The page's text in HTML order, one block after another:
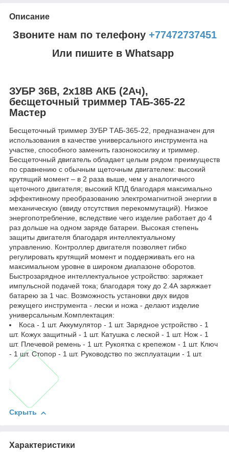
Описание
Звоните нам по телефону +77472737451
Или пишите в Whatsapp
ЗУБР 36В, 2х18В АКБ (2Ач),
бесщеточный триммер ТАБ-365-22
Мастер
Бесщеточный триммер ЗУБР ТАБ-365-22, предназначен для
использования в качестве универсального инструмента на
участке, способного заменить газонокосилку и триммер.
Бесщеточный двигатель обладает целым рядом преимуществ
по сравнению с обычным щеточным двигателем: высокий
крутящий момент – в 2 раза выше, чем у аналогичного
щеточного двигателя; высокий КПД благодаря максимально
эффективному преобразованию электромагнитной энергии в
механическую (ввиду отсутствия перекоммутаций). Низкое
энергопотребление, вследствие чего изделие работает до 4
раз дольше на одном заряде батареи. Высокая степень
защиты двигателя благодаря интеллектуальному
управлению. Контроллер двигателя позволяет гибко
регулировать крутящий момент и поддерживать его на
максимальном уровне в широком диапазоне оборотов.
Быстрозарядное интеллектуальное устройство: заряжает
импульсной подачей тока; благодаря току до 2.4А заряжает
батарею за 1 час. Возможность установки двух видов
режущего инструмента - лески и ножа - делают изделие
универсальным.Комплектация:
Коса - 1 шт. Аккумулятор - 1 шт. Зарядное устройство - 1
шт. Кожух защитный - 1 шт. Катушка с леской - 1 шт. Нож - 1
шт. Плечевой ремень - 1 шт. Рукоятка с крепежом - 1 шт. Ключ
- 1 шт. Стопор - 1 шт. Руководство по эксплуатации - 1 шт.
Скрыть
Характеристики